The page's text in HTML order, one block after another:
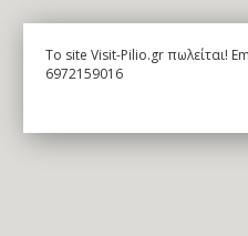
To site Visit-Pilio.gr πωλείται!
6972159016